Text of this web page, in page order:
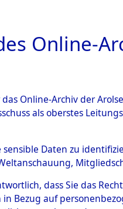
Online-
Online-Archiv der
als oberstes
sensible Daten zu
dass Sie das
Bezug auf